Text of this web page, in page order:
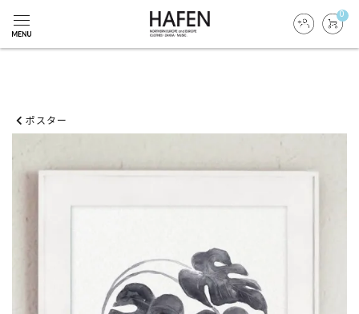
0
ポスター